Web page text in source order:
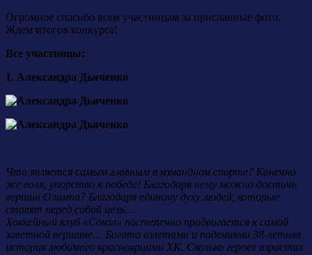
Огромное спасибо всем участницам за присланные фото.
Ждем итогов конкурса!
Все участницы:
1. Александра Дьяченко
Что является самым главным в командном спорте? Конечно
же воля, упорство к победе! Благодаря чему можно достичь
вершин Олимпа? Благодаря единому духу людей, которые
ставят перед собой цель…
Хоккейный клуб «Сокол» постепенно продвигается к самой
заветной вершине… Богата взлетами и падениями 38-летняя
история любимого красноярцами ХК. Сколько героев взрастил